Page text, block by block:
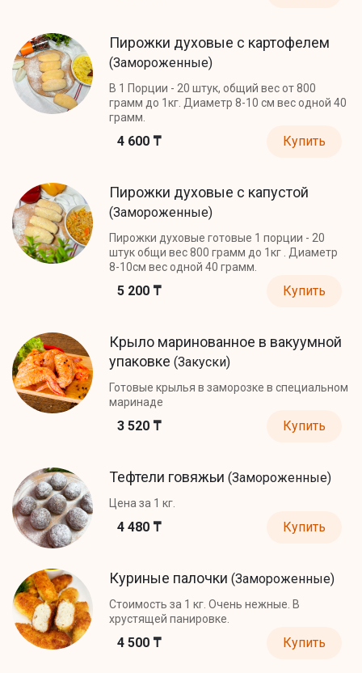
Пирожки духовые с картофелем
(Замороженные)
В 1 Порции - 20 штук, общий вес от 800
грамм до 1кг. Диаметр 8-10 см вес одной 40
грамм.
4 600 ₸ Купить
Пирожки духовые с капустой
(Замороженные)
Пирожки духовые готовые 1 порции - 20
штук общи вес 800 грамм до 1кг . Диаметр
8-10см вес одной 40 грамм.
5 200 ₸ Купить
Крыло маринованное в вакуумной
упаковке (Закуски)
Готовые крылья в заморозке в специальном
маринаде
3 520 ₸ Купить
Тефтели говяжьи (Замороженные)
Цена за 1 кг.
4 480 ₸ Купить
Куриные палочки (Замороженные)
Стоимость за 1 кг. Очень нежные. В
хрустящей панировке.
4 500 ₸ Купить